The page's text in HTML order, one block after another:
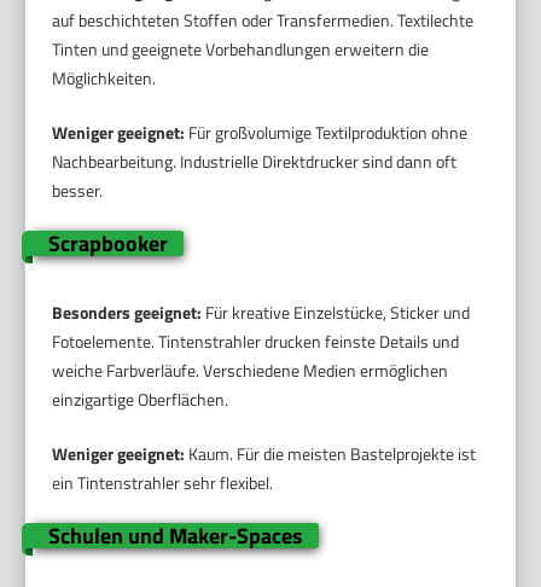
auf beschichteten Stoffen oder Transfermedien. Textilechte
Tinten und geeignete Vorbehandlungen erweitern die
Möglichkeiten.
Weniger geeignet: Für großvolumige Textilproduktion ohne
Nachbearbeitung. Industrielle Direktdrucker sind dann oft
besser.
Scrapbooker
Besonders geeignet: Für kreative Einzelstücke, Sticker und
Fotoelemente. Tintenstrahler drucken feinste Details und
weiche Farbverläufe. Verschiedene Medien ermöglichen
einzigartige Oberflächen.
Weniger geeignet: Kaum. Für die meisten Bastelprojekte ist
ein Tintenstrahler sehr flexibel.
Schulen und Maker-Spaces